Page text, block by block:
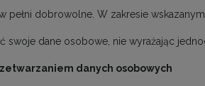
pełni dobrowolne. W zakresie
swoje dane osobowe, nie wyrażając
danych osobowych